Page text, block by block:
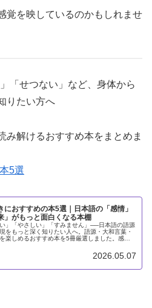
覚を映しているのかもしれませ
「せつない」など、身体から
りたい方へ
み解けるおすすめ本をまとめま
5選
におすすめの本5選｜日本語の「感情」
」がもっと面白くなる本棚
い」「やさしい」「すみません」──日本語の語源
をもっと深く知りたい人へ。語源・大和言葉・
楽しめるおすすめ本を5冊厳選しました。感情
2026.05.07